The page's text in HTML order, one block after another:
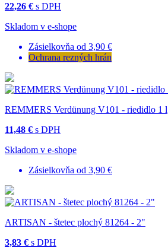
22,26 € s DPH
Skladom v e-shope
Zásielkovňa od 3,90 €
Ochrana rezných hrán
REMMERS Verdünung V101 - riedidlo 1 l
11,48 € s DPH
Skladom v e-shope
Zásielkovňa od 3,90 €
ARTISAN - štetec plochý 81264 - 2"
3,83 € s DPH